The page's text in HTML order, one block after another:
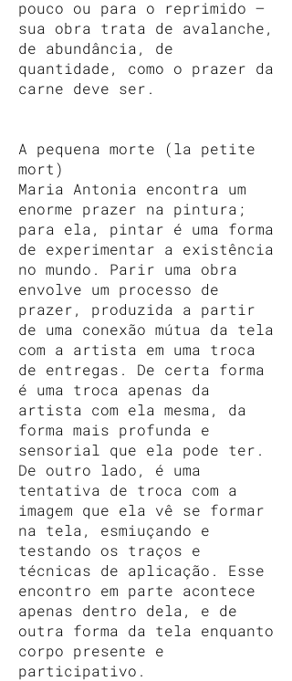
pouco ou para o reprimido —
sua obra trata de avalanche,
de abundância, de
quantidade, como o prazer da
carne deve ser.
A pequena morte (​​la petite
mort)
Maria Antonia encontra um
enorme prazer na pintura;
para ela, pintar é uma forma
de experimentar a existência
no mundo. Parir uma obra
envolve um processo de
prazer, produzida a partir
de uma conexão mútua da tela
com a artista em uma troca
de entregas. De certa forma
é uma troca apenas da
artista com ela mesma, da
forma mais profunda e
sensorial que ela pode ter.
De outro lado, é uma
tentativa de troca com a
imagem que ela vê se formar
na tela, esmiuçando e
testando os traços e
técnicas de aplicação. Esse
encontro em parte acontece
apenas dentro dela, e de
outra forma da tela enquanto
corpo presente e
participativo.